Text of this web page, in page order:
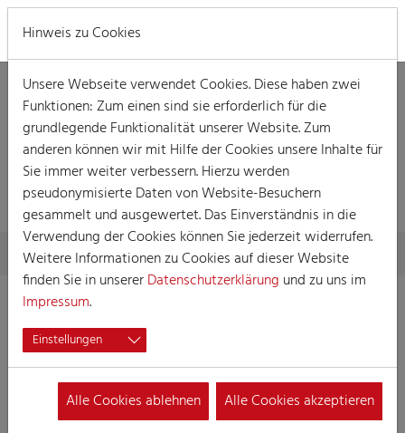
DETAILLIERTE
INFORMATIONEN
Skip to main content
You are here:
Home Detaillierte Informationen
KölleAlarm
e.V.
Hinweis zu Cookies
Unsere Webseite verwendet Cookies. Diese haben zwei
Funktionen: Zum einen sind sie erforderlich für die
grundlegende Funktionalität unserer Website. Zum
anderen können wir mit Hilfe der Cookies unsere Inhalte für
Sie immer weiter verbessern. Hierzu werden
pseudonymisierte Daten von Website-Besuchern
gesammelt und ausgewertet. Das Einverständnis in die
Verwendung der Cookies können Sie jederzeit widerrufen.
Weitere Informationen zu Cookies auf dieser Website
finden Sie in unsererDatenschutzerklärung und zu uns im
Impressum.
Einstellungen
Alle Cookies ablehnen Alle Cookies akzeptieren